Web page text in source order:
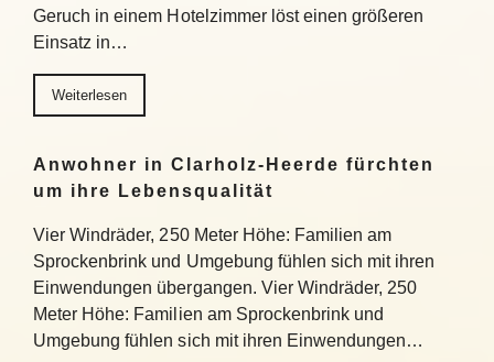
Geruch in einem Hotelzimmer löst einen größeren
Einsatz in…
Weiterlesen
Anwohner in Clarholz-Heerde fürchten
um ihre Lebensqualität
Vier Windräder, 250 Meter Höhe: Familien am
Sprockenbrink und Umgebung fühlen sich mit ihren
Einwendungen übergangen. Vier Windräder, 250
Meter Höhe: Familien am Sprockenbrink und
Umgebung fühlen sich mit ihren Einwendungen…